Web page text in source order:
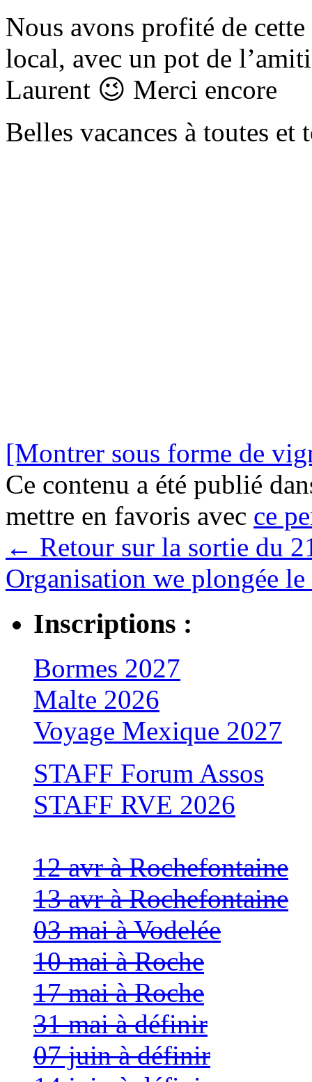
Nous avons profité de cette
local, avec un pot de
Laurent 😉 Merci encore
Belles vacances à toutes
[Montrer sous forme de
Ce contenu a été publié
mettre en favoris avec ce
← Retour sur la sortie du
Organisation we plongée
Inscriptions :
Bormes 2027
Malte 2026
Voyage Mexique 2027
STAFF Forum Assos
STAFF RVE 2026
12 avr à Rochefontaine
13 avr à Rochefontaine
03 mai à Vodelée
10 mai à Roche
17 mai à Roche
31 mai à définir
07 juin à définir